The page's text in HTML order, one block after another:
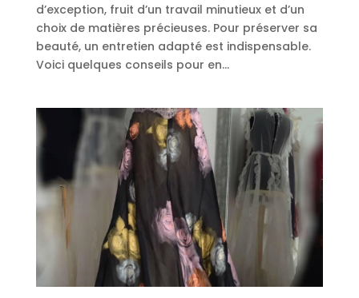
d’exception, fruit d’un travail minutieux et d’un
choix de matières précieuses. Pour préserver sa
beauté, un entretien adapté est indispensable.
Voici quelques conseils pour en...